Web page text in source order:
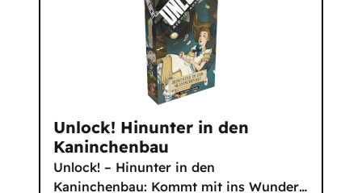
Unlock! Hinunter in den
Kaninchenbau
Unlock! – Hinunter in den
Kaninchenbau: Kommt mit ins Wunder…